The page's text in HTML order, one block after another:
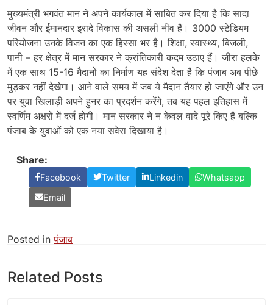
मुख्यमंत्री भगवंत मान ने अपने कार्यकाल में साबित कर दिया है कि सादा
जीवन और ईमानदार इरादे विकास की असली नींव हैं। 3000 स्टेडियम
परियोजना उनके विजन का एक हिस्सा भर है। शिक्षा, स्वास्थ्य, बिजली,
पानी – हर क्षेत्र में मान सरकार ने क्रांतिकारी कदम उठाए हैं। जीरा हलके
में एक साथ 15-16 मैदानों का निर्माण यह संदेश देता है कि पंजाब अब पीछे
मुड़कर नहीं देखेगा। आने वाले समय में जब ये मैदान तैयार हो जाएंगे और उन
पर युवा खिलाड़ी अपने हुनर का प्रदर्शन करेंगे, तब यह पहल इतिहास में
स्वर्णिम अक्षरों में दर्ज होगी। मान सरकार ने न केवल वादे पूरे किए हैं बल्कि
पंजाब के युवाओं को एक नया सवेरा दिखाया है।
Share:
Facebook Twitter Linkedin
Whatsapp
Email
Posted inपंजाब
Related Posts